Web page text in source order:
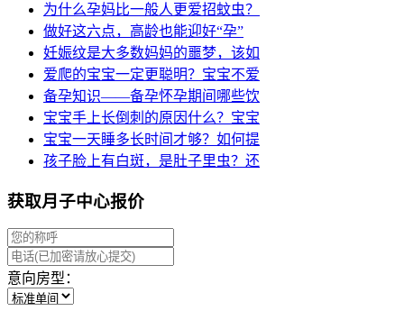
为什么孕妈比一般人更爱招蚊虫？
做好这六点，高龄也能迎好“孕”
妊娠纹是大多数妈妈的噩梦，该如
爱爬的宝宝一定更聪明？宝宝不爱
备孕知识——备孕怀孕期间哪些饮
宝宝手上长倒刺的原因什么？宝宝
宝宝一天睡多长时间才够？如何提
孩子脸上有白斑，是肚子里虫？还
获取月子中心报价
意向房型：